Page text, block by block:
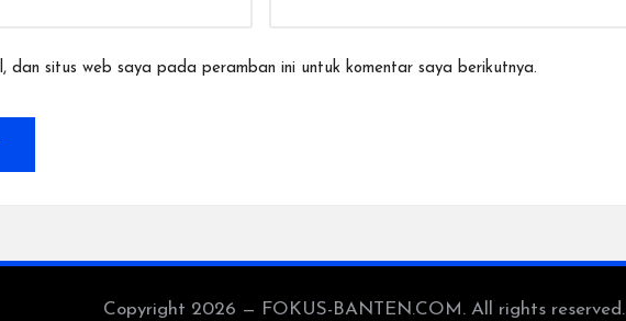
dan situs web saya pada peramban ini untuk komentar saya berikutnya.
Copyright 2026 — FOKUS-BANTEN.COM. All rights reserved.